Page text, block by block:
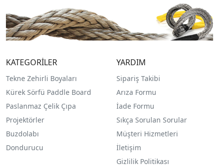
KATEGORİLER
Tekne Zehirli Boyaları
Kürek Sörfü Paddle Board
Paslanmaz Çelik Çıpa
Projektörler
Buzdolabı
Dondurucu
YARDIM
Sipariş Takibi
Arıza Formu
İade Formu
Sıkça Sorulan Sorular
Müşteri Hizmetleri
İletişim
Gizlilik Politikası